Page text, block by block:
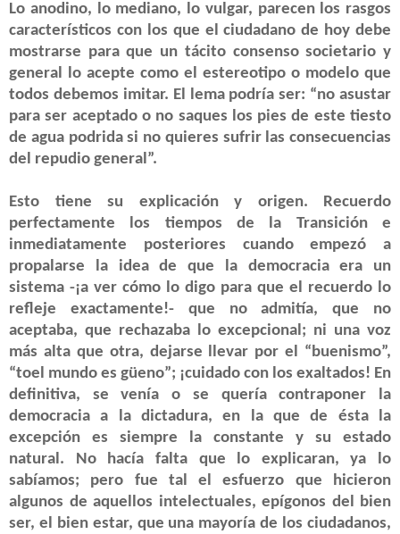
Lo anodino, lo mediano, lo vulgar, parecen los rasgos
característicos con los que el ciudadano de hoy debe
mostrarse para que un tácito consenso societario y
general lo acepte como el estereotipo o modelo que
todos debemos imitar. El lema podría ser: “no asustar
para ser aceptado o no saques los pies de este tiesto
de agua podrida si no quieres sufrir las consecuencias
del repudio general”.
Esto tiene su explicación y origen. Recuerdo
perfectamente los tiempos de la Transición e
inmediatamente posteriores cuando empezó a
propalarse la idea de que la democracia era un
sistema -¡a ver cómo lo digo para que el recuerdo lo
refleje exactamente!- que no admitía, que no
aceptaba, que rechazaba lo excepcional; ni una voz
más alta que otra, dejarse llevar por el “buenismo”,
“toel mundo es güeno”; ¡cuidado con los exaltados! En
definitiva, se venía o se quería contraponer la
democracia a la dictadura, en la que de ésta la
excepción es siempre la constante y su estado
natural. No hacía falta que lo explicaran, ya lo
sabíamos; pero fue tal el esfuerzo que hicieron
algunos de aquellos intelectuales, epígonos del bien
ser, el bien estar, que una mayoría de los ciudadanos,